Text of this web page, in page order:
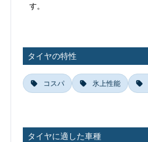
す。
タイヤの特性
コスパ 氷上性能
タイヤに適した車種